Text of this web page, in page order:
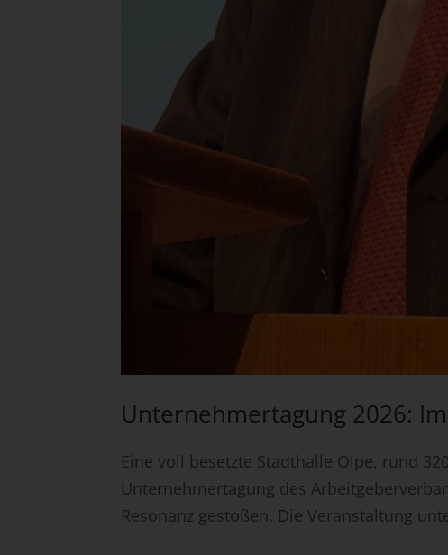
Unternehmertagung 2026:
Eine voll besetzte Stadthalle Olpe, rund
Unternehmertagung des
Resonanz gestoßen. Die Veranstaltung